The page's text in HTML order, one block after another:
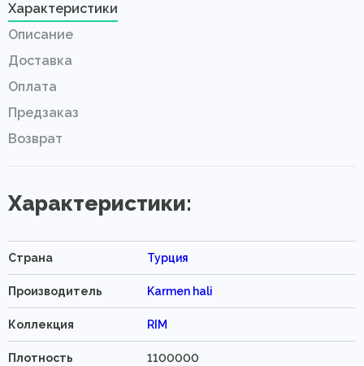
Характеристики
Описание
Доставка
Оплата
Предзаказ
Возврат
Характеристики:
Страна Турция
Производитель Karmen hali
Коллекция RIM
Плотность 1100000